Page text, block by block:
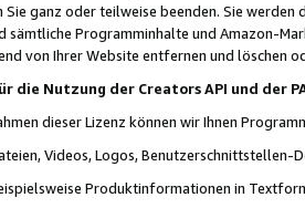
ganz oder teilweise beenden. Sie werden
sämtliche Programminhalte und Amazon-
von Ihrer Website entfernen und löschen
die Nutzung der Creators API und der
dieser Lizenz können wir Ihnen
Videos, Logos, Benutzerschnittstellen-
Produktinformationen in